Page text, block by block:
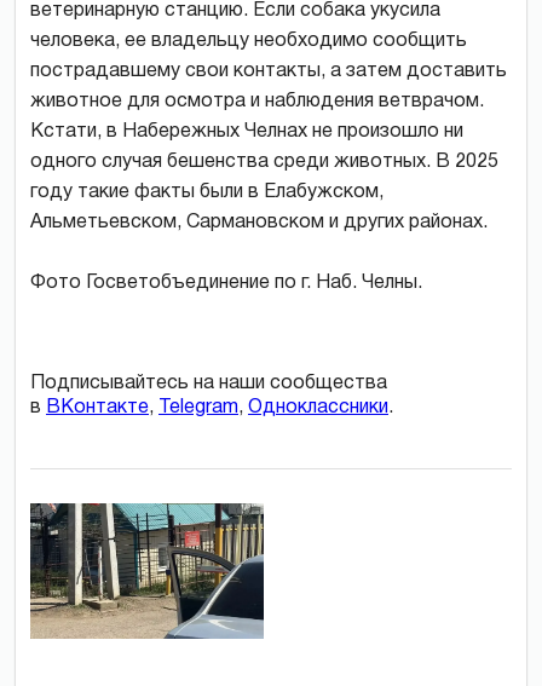
ветеринарную станцию. Если собака укусила
человека, ее владельцу необходимо сообщить
пострадавшему свои контакты, а затем доставить
животное для осмотра и наблюдения ветврачом.
Кстати, в Набережных Челнах не произошло ни
одного случая бешенства среди животных. В 2025
году такие факты были в Елабужском,
Альметьевском, Сармановском и других районах.
Фото Госветобъединение по г. Наб. Челны.
Подписывайтесь на наши сообщества
в ВКонтакте, Telegram, Одноклассники.